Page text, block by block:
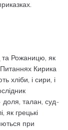
та Рожаницю, як
Кирика
хліби, і сири, і
талан, суд-
як грецькі
при